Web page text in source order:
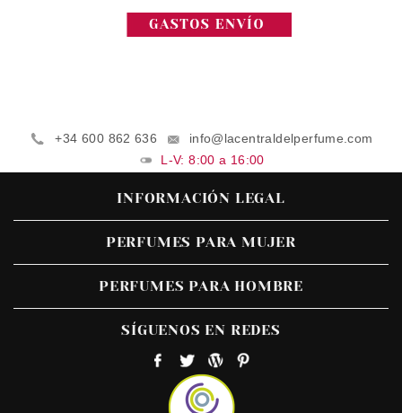
+34 600 862 636
info@lacentraldelperfume.com
L-V: 8:00 a 16:00
INFORMACIÓN LEGAL
PERFUMES PARA MUJER
PERFUMES PARA HOMBRE
SÍGUENOS EN REDES